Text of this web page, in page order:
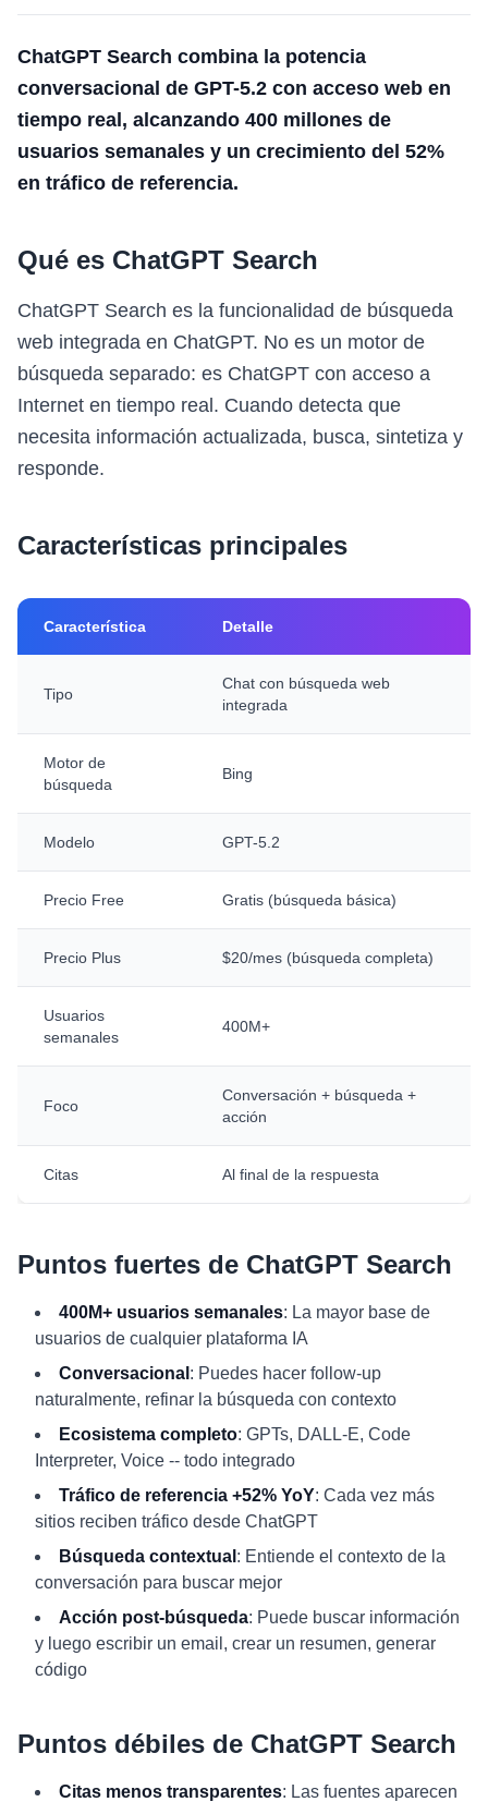
ChatGPT Search combina la potencia
conversacional de GPT-5.2 con acceso web en
tiempo real, alcanzando 400 millones de
usuarios semanales y un crecimiento del 52%
en tráfico de referencia.
Qué es ChatGPT Search
ChatGPT Search es la funcionalidad de búsqueda
web integrada en ChatGPT. No es un motor de
búsqueda separado: es ChatGPT con acceso a
Internet en tiempo real. Cuando detecta que
necesita información actualizada, busca, sintetiza y
responde.
Características principales
Característica Detalle
Tipo
Chat con búsqueda web
integrada
Motor de
búsqueda
Bing
Modelo GPT-5.2
Precio Free Gratis (búsqueda básica)
Precio Plus $20/mes (búsqueda completa)
Usuarios
semanales
400M+
Foco
Conversación + búsqueda +
acción
Citas Al final de la respuesta
Puntos fuertes de ChatGPT Search
400M+ usuarios semanales: La mayor base de
usuarios de cualquier plataforma IA
Conversacional : Puedes hacer follow-up
naturalmente, refinar la búsqueda con contexto
Ecosistema completo: GPTs, DALL-E, Code
Interpreter, Voice -- todo integrado
Tráfico de referencia +52% YoY: Cada vez más
sitios reciben tráfico desde ChatGPT
Búsqueda contextual : Entiende el contexto de la
conversación para buscar mejor
Acción post-búsqueda: Puede buscar información
y luego escribir un email, crear un resumen, generar
código
Puntos débiles de ChatGPT Search
Citas menos transparentes: Las fuentes aparecen